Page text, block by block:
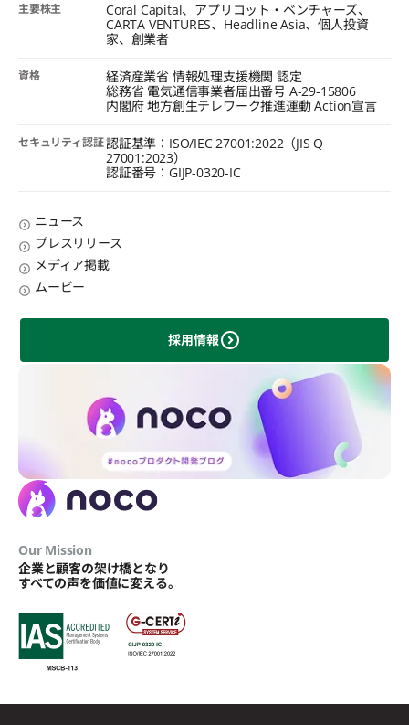
Our Mission
企業と顧客の架け橋となり
すべての声を価値に変える。
主要株主
Coral Capital、アプリコット・ベンチャーズ、
CARTA VENTURES、Headline Asia、個人投資
家、創業者
資格
経済産業省 情報処理支援機関 認定
総務省 電気通信事業者届出番号 A-29-15806
内閣府 地方創生テレワーク推進運動 Action宣言
セキュリティ認証認証基準：ISO/IEC 27001:2022（JIS Q
27001:2023）
認証番号：GIJP-0320-IC
ニュース
プレスリリース
メディア掲載
ムービー
採用情報